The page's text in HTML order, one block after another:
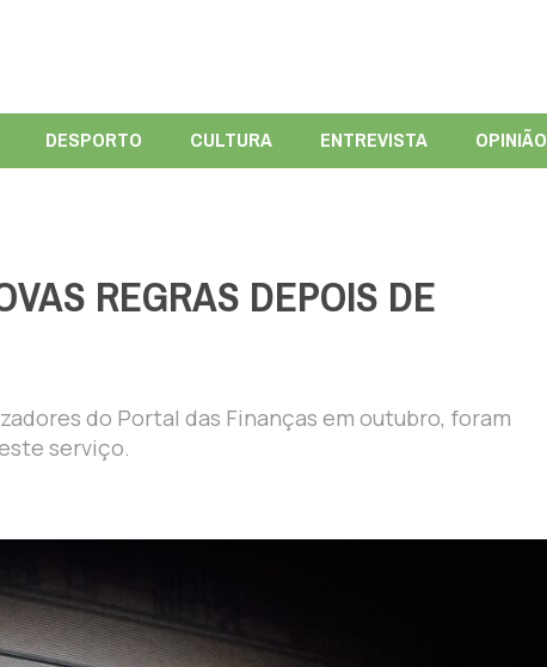
DESPORTO CULTURA ENTREVISTA OPINIÃO
REGRAS DEPOIS DE
do Portal das Finanças em outubro, foram
serviço.